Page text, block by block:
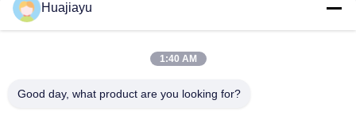
CWDM
Huajiayu
1:40 AM
Good day, what product are you looking for?